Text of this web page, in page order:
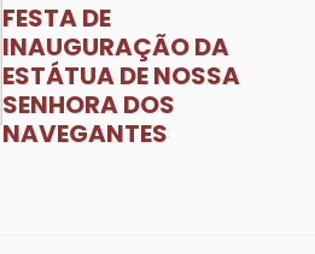
FESTA DE
INAUGURAÇÃO DA
ESTÁTUA DE NOSSA
SENHORA DOS
NAVEGANTES